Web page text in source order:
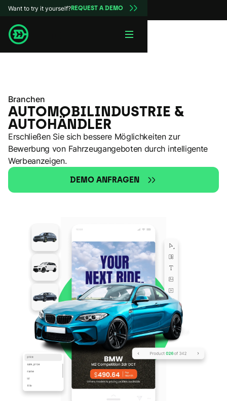
Want to try it yourself?REQUEST A DEMO
Branchen
AUTOMOBILINDUSTRIE &
AUTOHÄNDLER
Erschließen Sie sich bessere Möglichkeiten zur
Bewerbung von Fahrzeugangeboten durch intelligente
Werbeanzeigen.
DEMO ANFRAGEN